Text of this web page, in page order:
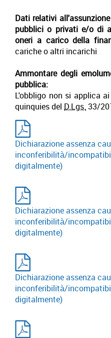
Dati relativi
pubblici o privati e/o di
oneri a carico della
cariche o altri incarichi
Ammontare degli
pubblica:
L'obbligo non si applica
quinquies del D.Lgs. 33/
Dichiarazione assenza
inconferibilità/
digitalmente)
Dichiarazione assenza
inconferibilità/
digitalmente)
Dichiarazione assenza
inconferibilità/
digitalmente)